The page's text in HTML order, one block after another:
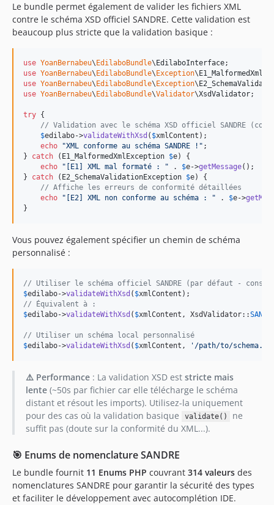
Le bundle permet également de valider les fichiers XML
contre le schéma XSD officiel SANDRE. Cette validation est
beaucoup plus stricte que la validation basique :
use YoanBernabeu\ EdilaboBundle\ EdilaboInterface
use YoanBernabeu\ EdilaboBundle\ Exception\
use YoanBernabeu\ EdilaboBundle\ Exception\
use YoanBernabeu\ EdilaboBundle\Validator\XsdValidator;
try {
// Validation avec le schéma XSD officiel SANDRE
$edilabo->validateWithXsd ( $xmlContent );
echo
"XML conforme au schéma SANDRE ! " ;
} catch ( E1_MalformedXmlException $e) {
echo
" [E1] XML mal formaté : " . $e->getMessage();
} catch ( E2_SchemaValidationException $e) {
// Affiche les erreurs de conformité détaillées
echo
" [E2] XML non conforme au schéma : " . $e->
}
Vous pouvez également spécifier un chemin de schéma
personnalisé :
// Utiliser le schéma officiel SANDRE (par défaut -
$edilabo->validateWithXsd ( $xmlContent
// Équivalent à :
$edilabo->validateWithXsd ( $xmlContent , XsdValidator::
// Utiliser un schéma local personnalisé
$edilabo->validateWithXsd ( $xmlContent , ' /path/to/
⚠️ Performance: La validation XSD est stricte mais
lente(~50s par fichier car elle télécharge le schéma
distant et résout les imports). Utilisez-la uniquement
pour des cas où la validation basique
validate()
ne
suffit pas (doute sur la conformité du XML...).
🎯 Enums de nomenclature SANDRE
Le bundle fournit 11 Enums PHP couvrant 314 valeurs des
nomenclatures SANDRE pour garantir la sécurité des types
et faciliter le développement avec autocomplétion IDE.